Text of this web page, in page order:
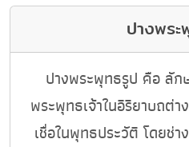
ปางพร
ปางพระพุทธรูป คือ ลั
พระพุทธเจ้าในอิริยาบถต่
เชื่อในพุทธประวัติ โดยช่